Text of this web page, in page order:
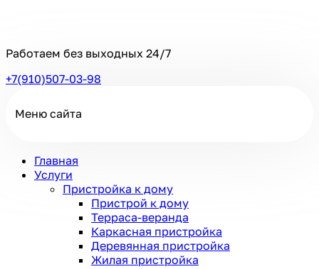
Работаем без выходных 24/7
+7(910)507-03-98
Меню сайта
Главная
Услуги
Пристройка к дому
Пристрой к дому
Терраса-веранда
Каркасная пристройка
Деревянная пристройка
Жилая пристройка